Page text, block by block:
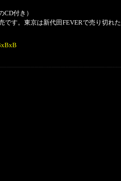
付き）
です。東京は新代田FEVERで売り切れた